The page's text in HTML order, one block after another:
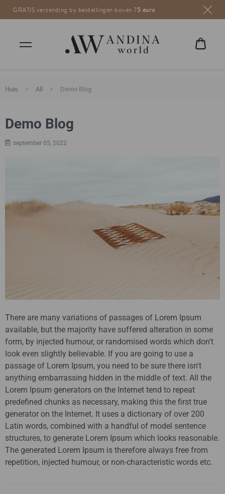
GRATIS verzending by bestellingen boven 75 euro
Andina World weaving life
€0,00
Huis All Demo Blog
Demo Blog
september 05, 2022
There are many variations of passages of Lorem Ipsum
available, but the majority have suffered alteration in some
form, by injected humour, or randomised words which don't
look even slightly believable. If you are going to use a
passage of Lorem Ipsum, you need to be sure there isn't
anything embarrassing hidden in the middle of text. All the
Lorem Ipsum generators on the Internet tend to repeat
predefined chunks as necessary, making this the first true
generator on the Internet. It uses a dictionary of over 200
Latin words, combined with a handful of model sentence
structures, to generate Lorem Ipsum which looks reasonable.
The generated Lorem Ipsum is therefore always free from
repetition, injected humour, or non-characteristic words etc.